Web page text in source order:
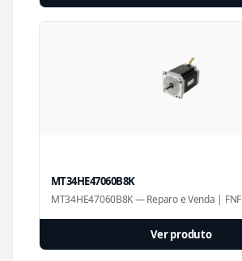
MT34HE47060B8K
MT34HE47060B8K — Reparo e Venda | FNF
Ver produto